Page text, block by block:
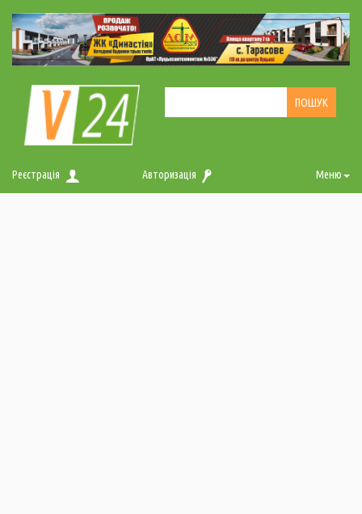
Реєстрація Авторизація Меню